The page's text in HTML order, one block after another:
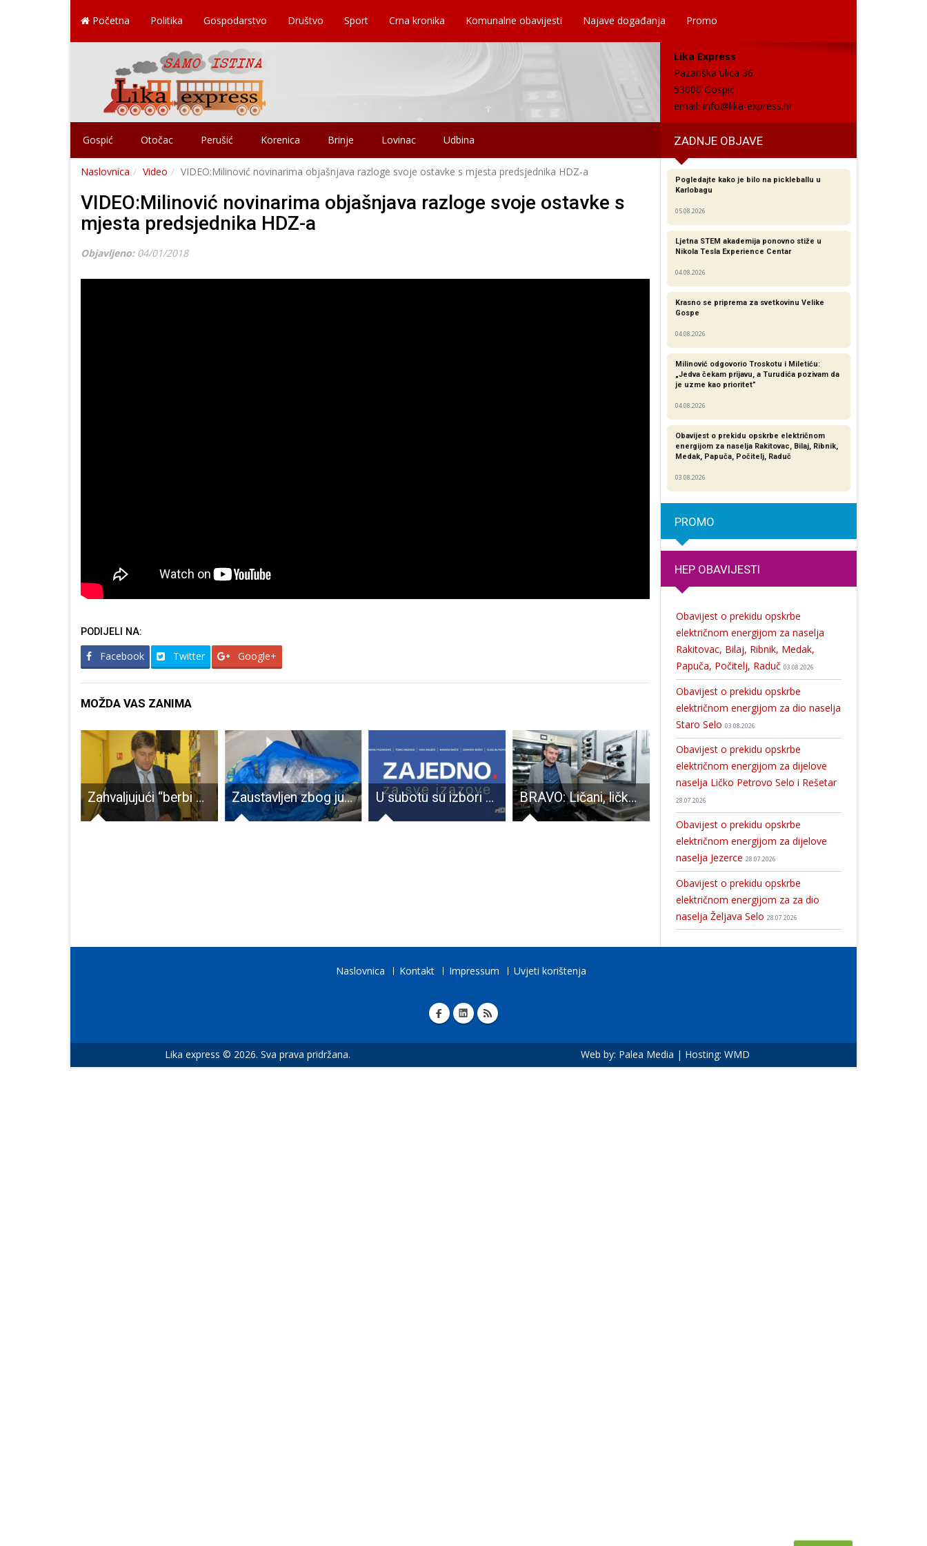
Početna Politika Gospodarstvo Društvo Sport Crna kronika Komunalne obavijesti Najave događanja Promo
Lika Express
Pazariška ulica 36
53000 Gospić
email: info@lika-express.hr
Gospić Otočac Perušić Korenica Brinje Lovinac Udbina ZADNJE OBJAVE
Naslovnica Video VIDEO:Milinović novinarima objašnjava razloge svoje ostavke s mjesta predsjednika HDZ-a
VIDEO:Milinović novinarima objašnjava razloge svoje ostavke s
mjesta predsjednika HDZ-a
Objavljeno: 04/01/2018
PODIJELI NA:
Facebook Twitter Google+
MOŽDA VAS ZANIMA
Zahvaljujući “berbi šljiva” Gospić bogatiji za mladog, uspješnog znanstvenika!!! Zaustavljen zbog jurnjave autocestom, a u osobnom automobilu imao drogu U subotu su izbori za vodstvo HDZ-a BRAVO: Ličani, lička janjetina i ostala jela oduševili europske ministre i europarlamentarce
Pogledajte kako je bilo na pickleballu u
Karlobagu
05.08.2026
Ljetna STEM akademija ponovno stiže u
Nikola Tesla Experience Centar
04.08.2026
Krasno se priprema za svetkovinu Velike
Gospe
04.08.2026
Milinović odgovorio Troskotu i Miletiću:
„Jedva čekam prijavu, a Turudića pozivam da
je uzme kao prioritet”
04.08.2026
Obavijest o prekidu opskrbe električnom
energijom za naselja Rakitovac, Bilaj, Ribnik,
Medak, Papuča, Počitelj, Raduč
03.08.2026
PROMO
HEP OBAVIJESTI
Obavijest o prekidu opskrbe
električnom energijom za naselja
Rakitovac, Bilaj, Ribnik, Medak,
Papuča, Počitelj, Raduč 03.08.2026
Obavijest o prekidu opskrbe
električnom energijom za dio naselja
Staro Selo 03.08.2026
Obavijest o prekidu opskrbe
električnom energijom za dijelove
naselja Ličko Petrovo Selo i Rešetar
28.07.2026
Obavijest o prekidu opskrbe
električnom energijom za dijelove
naselja Jezerce 28.07.2026
Obavijest o prekidu opskrbe
električnom energijom za za dio
naselja Željava Selo 28.07.2026
Naslovnica Kontakt Impressum Uvjeti korištenja
Lika express © 2026. Sva prava pridržana. Web by: Palea Media | Hosting: WMD